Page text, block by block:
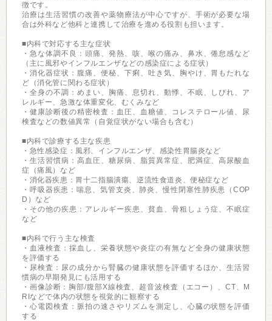
徴です。
治療は生活習慣の改善や薬物療法が中心ですが、手術が必要な場
合は外科など他科と連携して治療を進める役割も担います。
■内科で対応する主な症状
・急な体調不良：頭痛、発熱、咳、喉の痛み、鼻水、倦怠感など
（主に風邪やインフルエンザなどの感染症による症状）
・消化器症状：腹痛、便秘、下痢、吐き気、胸やけ、胃もたれな
ど（消化管に関わる症状）
・全身の不調：めまい、胸痛、息切れ、動悸、不眠、しびれ、ア
レルギー、急激な体重変化、むくみなど
・健康診断後の精密検査：血圧、血糖値、コレステロール値、尿
検査などの数値異常（自覚症状がない場合も含む）
■内科で診療する主な疾患
・急性感染症：風邪、インフルエンザ、感染性胃腸炎など
・生活習慣病：高血圧、糖尿病、脂質異常症、肥満症、高尿酸血
症（痛風）など
・消化器疾患：胃十二指腸潰瘍、逆流性食道炎、便秘症など
・呼吸器疾患：喘息、気管支炎、肺炎、慢性閉塞性肺疾患（COP
D）など
・その他の疾患：アレルギー疾患、貧血、骨粗しょう症、不眠症
など
■内科で行う主な検査
・血液検査：採血し、栄養状態や炎症の有無など全身の健康状態
を評価する
・尿検査：尿の成分から腎臓の健康状態を評価するほか、生活習
慣病の早期発見にも活用する
・画像診断：胸部/腹部X線検査、超音波検査（エコー）、CT、M
RIなどで体内の状態を視覚的に観察する
・心電図検査：脈拍の速さやリズムを測定し、心臓の状態を評価
する